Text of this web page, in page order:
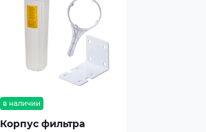
в наличии
Корпус фильтра